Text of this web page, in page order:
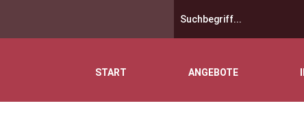
START ANGEBOTE